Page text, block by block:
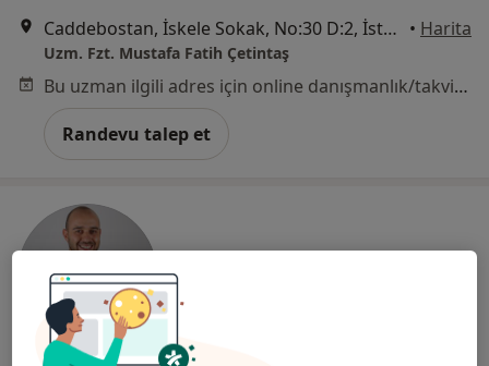
Caddebostan, İskele Sokak, No:30 D:2, İstanbul • Harita
Uzm. Fzt. Mustafa Fatih Çetintaş
Bu uzman ilgili adres için online danışmanlık/takvim sunmuyor.
Randevu talep et